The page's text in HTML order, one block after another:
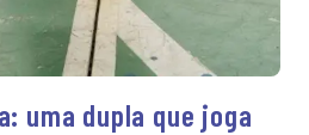
uma dupla que joga